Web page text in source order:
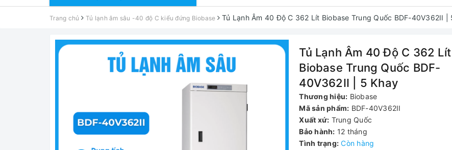
Trang chủ Tủ lạnh âm sâu -40 độ C kiểu đứng Biobase Tủ Lạnh Âm 40 Độ C 362 Lít Biobase Trung Quốc BDF-40V362II |
Tủ Lạnh Âm 40 Độ C 362 Lít
Biobase Trung Quốc BDF-
40V362II | 5 Khay
Thương hiệu: Biobase
Mã sản phẩm: BDF-40V362II
Xuất xứ: Trung Quốc
Bảo hành: 12 tháng
Tình trạng: Còn hàng